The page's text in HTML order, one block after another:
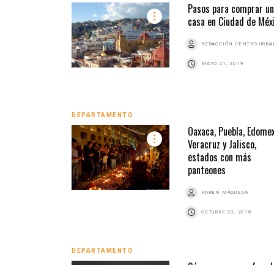
Pasos para comprar
casa en Ciudad de
REDACCIÓN CENTRO
MAYO 21, 2019
DEPARTAMENTO
Oaxaca, Puebla,
Veracruz y Jalisco,
estados con más
panteones
KAREN MAQUEDA
OCTUBRE 30, 2018
DEPARTAMENTO